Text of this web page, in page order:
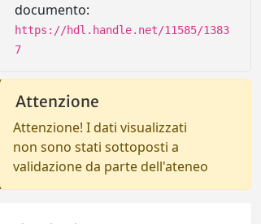
documento:
https://hdl.handle.net/11585/1383
7
Attenzione
Attenzione! I dati visualizzati
non sono stati sottoposti a
validazione da parte dell'ateneo